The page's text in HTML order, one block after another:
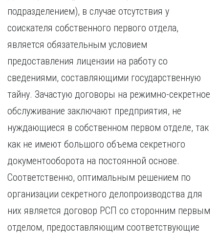
Кемерово
Киров
Краснодар
Курган
Курск
Л
Липецк
М
Магнитогорск
Мурманск
Н
Набережные Челны
Нижний Новгород
Нижний Тагил
Новокузнецк
У
Улан-Удэ
Ульяновск
Хабаровск
Чебоксары
Челябинск
Череповец
Чита
Ярославль
подразделением), в случае отсутствия у
соискателя собственного первого отдела,
является обязательным условием
предоставления лицензии на работу со
сведениями, составляющими государственную
тайну. Зачастую договоры на режимно-секретное
обслуживание заключают предприятия, не
нуждающиеся в собственном первом отделе, так
как не имеют большого объема секретного
документооборота на постоянной основе.
Соответственно, оптимальным решением по
организации секретного делопроизводства для
них является договор РСП со сторонним первым
отделом, предоставляющим соответствующие